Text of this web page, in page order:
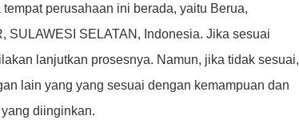
perusahaan ini berada, yaitu Berua,
SULAWESI SELATAN, Indonesia. Jika sesuai
lanjutkan prosesnya. Namun, jika tidak sesuai,
lain yang yang sesuai dengan kemampuan dan
diinginkan.